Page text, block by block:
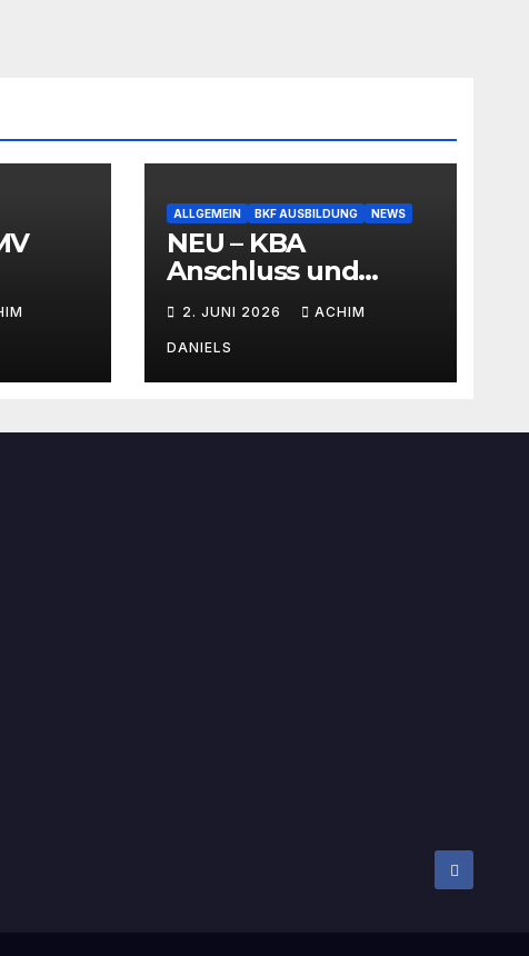
ALLGEMEIN BKF AUSBILDUNG NEWS
NEU – KBA
Anschluss und
AKTIONSPREISE!!!
Bis zu 50% RABATT
2. JUNI 2026 ACHIM
DANIELS